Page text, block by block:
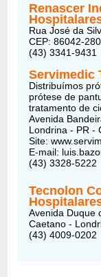
Renascer
Rua José da
CEP: 86042-280
(43) 3341-9431
Servimedic
Distribuímos
prótese de
tratamento de
Avenida
Londrina - PR -
Site:
E-mail:
(43) 3328-5222
Tecnolon
Avenida Duque
Caetano -
(43) 4009-0202